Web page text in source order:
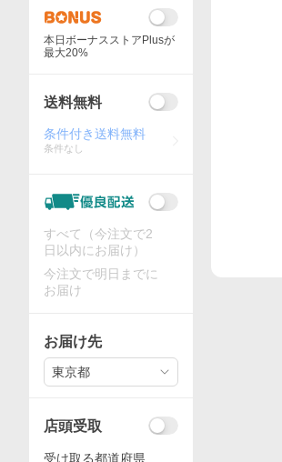
本日ボーナスストアPlusが
最大20%
送料無料
条件付き送料無料
条件なし
すべて（今注文で2
日以内にお届け）
今注文で明日までに
お届け
お届け先
東京都
店頭受取
受け取る都道府県